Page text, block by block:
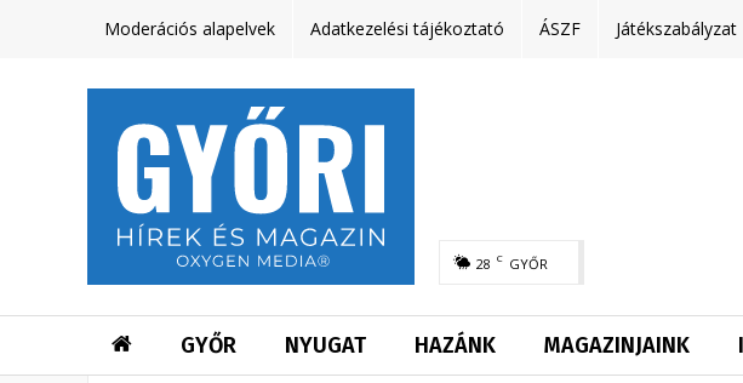
Moderációs alapelvek Adatkezelési tájékoztató ÁSZF Játékszabályzat
28 C GYŐR
GYŐR NYUGAT HAZÁNK MAGAZINJAINK